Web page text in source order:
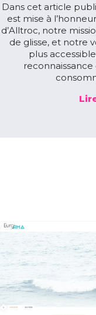
Dans cet article
est mise à
d’Alltroc, notre
de glisse, et notre
plus